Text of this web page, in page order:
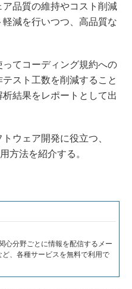
品質の維持やコスト削減
減を行いつつ、高品質な
てコーディング規約への
スト工数を削減すること
結果をレポートとして出
ウェア開発に役立つ、
方法を紹介する。
心分野ごとに情報を配信するメー
、各種サービスを無料で利用で